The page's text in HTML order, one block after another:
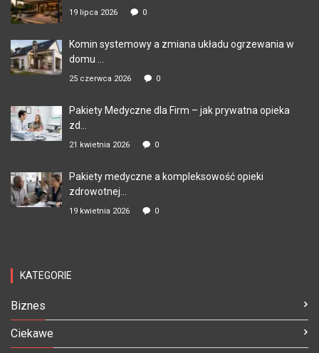
19 lipca 2026 0
Komin systemowy a zmiana układu ogrzewania w
domu ...
25 czerwca 2026 0
Pakiety Medyczne dla Firm – jak prywatna opieka
zd...
21 kwietnia 2026 0
Pakiety medyczne a kompleksowość opieki
zdrowotnej...
19 kwietnia 2026 0
KATEGORIE
Biznes
Ciekawe